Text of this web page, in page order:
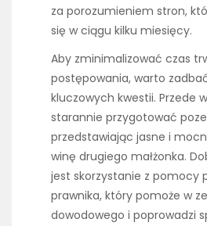
za porozumieniem stron,
się w ciągu kilku miesięcy.
Aby zminimalizować czas
postępowania, warto
kluczowych kwestii. Przede
starannie przygotować
przedstawiając jasne i
winę drugiego małżonka.
jest skorzystanie z pomocy
prawnika, który pomoże w
dowodowego i poprowadzi